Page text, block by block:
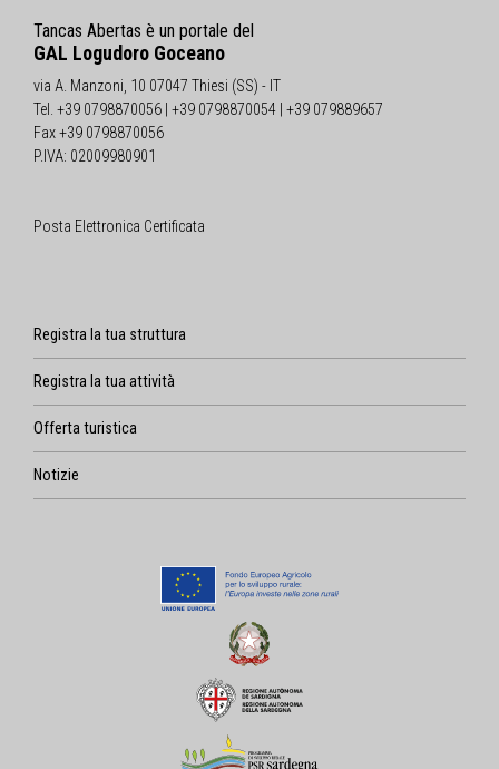
Tancas Abertas è un portale del
GAL Logudoro Goceano
via A. Manzoni, 10 07047 Thiesi (SS) - IT
Tel. +39 0798870056 | +39 0798870054 | +39 079889657
Fax +39 0798870056
P.IVA: 02009980901
Posta Elettronica Certificata
Registra la tua struttura
Registra la tua attività
Offerta turistica
Notizie